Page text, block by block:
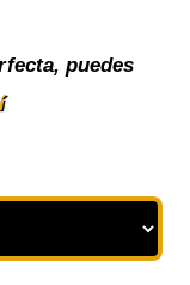
puedes